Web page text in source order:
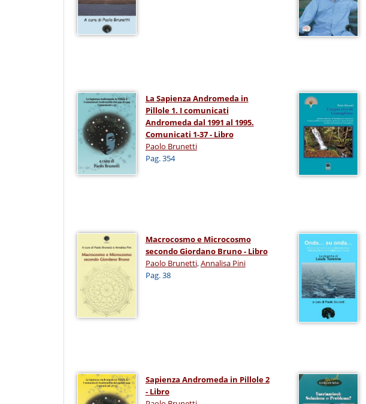
La Sapienza Andromeda in
Pillole 1. I comunicati
Andromeda dal 1991 al 1995.
Comunicati 1-37 - Libro
Paolo Brunetti
Pag. 354
Macrocosmo e Microcosmo
secondo Giordano Bruno - Libro
Paolo Brunetti,Annalisa Pini
Pag. 38
Sapienza Andromeda in Pillole 2
- Libro